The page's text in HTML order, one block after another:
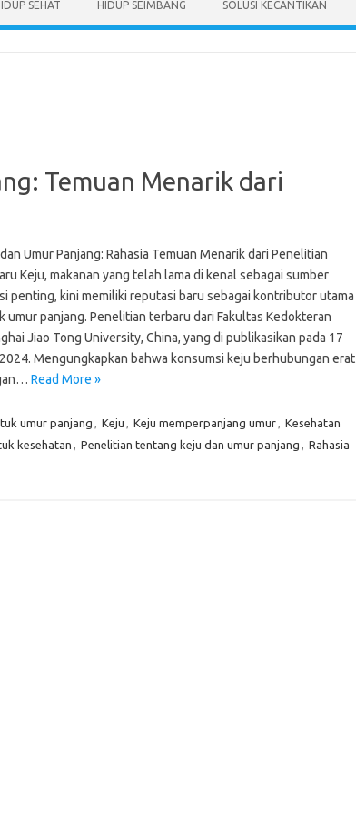
SEHAT HIDUP SEIMBANG SOLUSI KECANTIKAN
Temuan Menarik dari
Umur Panjang: Rahasia Temuan Menarik dari Penelitian
Keju, makanan yang telah lama di kenal sebagai sumber
penting, kini memiliki reputasi baru sebagai kontributor utama
umur panjang. Penelitian terbaru dari Fakultas Kedokteran
Jiao Tong University, China, yang di publikasikan pada 17
Mengungkapkan bahwa konsumsi keju berhubungan erat
Read More »
umur panjang , Keju , Keju memperpanjang umur, Kesehatan
kesehatan , Penelitian tentang keju dan umur panjang , Rahasia